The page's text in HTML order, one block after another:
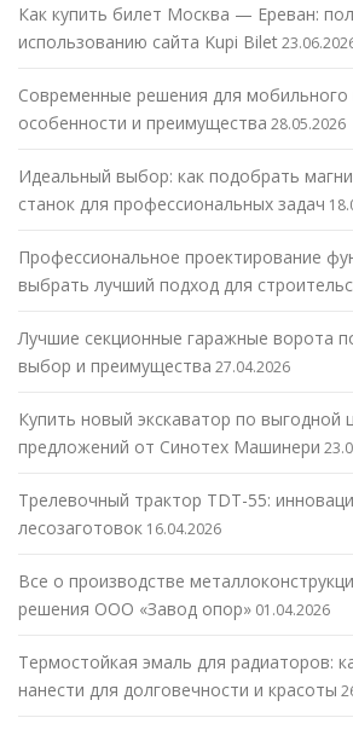
Как купить билет Москва — Ереван:
использованию сайта Kupi Bilet
Современные решения для
особенности и преимущества 28.05.2026
Идеальный выбор: как подобрать
станок для профессиональных задач
Профессиональное проектирование
выбрать лучший подход для
Лучшие секционные гаражные ворота
выбор и преимущества 27.04.2026
Купить новый экскаватор по
предложений от Синотех Машинери
Трелевочный трактор TDT-55:
лесозаготовок 16.04.2026
Все о производстве
решения ООО «Завод опор» 01.04.2026
Термостойкая эмаль для радиаторов:
нанести для долговечности и красоты